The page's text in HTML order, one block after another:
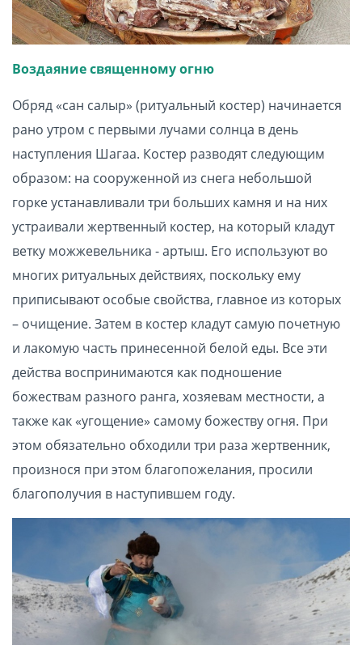
Воздаяние священному огню
Обряд «сан салыр» (ритуальный костер) начинается
рано утром с первыми лучами солнца в день
наступления Шагаа. Костер разводят следующим
образом: на сооруженной из снега небольшой
горке устанавливали три больших камня и на них
устраивали жертвенный костер, на который кладут
ветку можжевельника - артыш. Его используют во
многих ритуальных действиях, поскольку ему
приписывают особые свойства, главное из которых
– очищение. Затем в костер кладут самую почетную
и лакомую часть принесенной белой еды. Все эти
действа воспринимаются как подношение
божествам разного ранга, хозяевам местности, а
также как «угощение» самому божеству огня. При
этом обязательно обходили три раза жертвенник,
произнося при этом благопожелания, просили
благополучия в наступившем году.